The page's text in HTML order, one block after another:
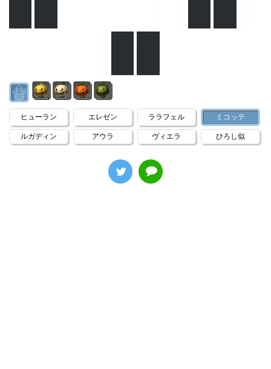
ヒューラン エレゼン ララフェル ミコッテ
ルガディン アウラ ヴィエラ ひろし似